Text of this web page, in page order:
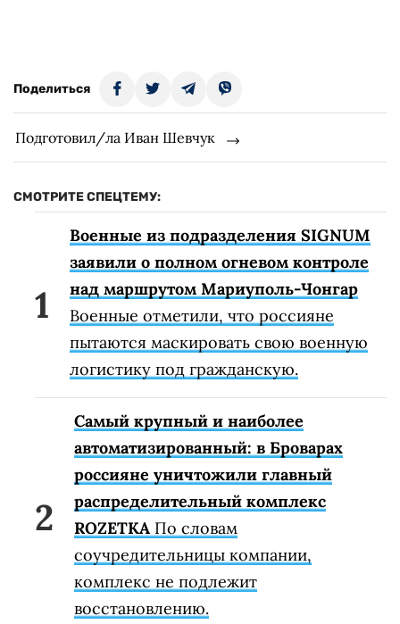
Поделиться
Подготовил/ла Иван Шевчук
СМОТРИТЕ СПЕЦТЕМУ:
Военные из подразделения SIGNUM
заявили о полном огневом контроле
над маршрутом Мариуполь-Чонгар
Военные отметили, что россияне
пытаются маскировать свою военную
логистику под гражданскую.
Самый крупный и наиболее
автоматизированный: в Броварах
россияне уничтожили главный
распределительный комплекс
ROZETKA По словам
соучредительницы компании,
комплекс не подлежит
восстановлению.